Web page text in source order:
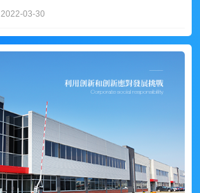
2022-03-30